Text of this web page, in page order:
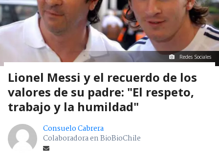
Redes Sociales
Lionel Messi y el recuerdo de los
valores de su padre: "El respeto,
trabajo y la humildad"
Consuelo Cabrera
Colaboradora en BioBioChile